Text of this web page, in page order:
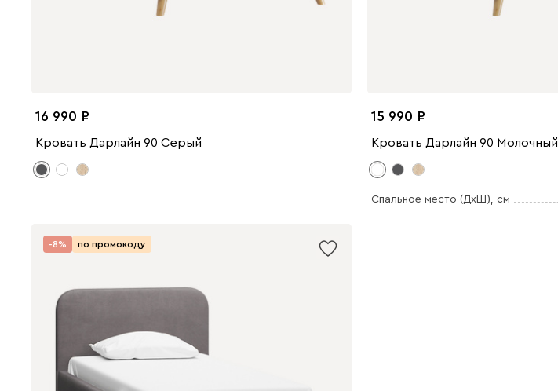
16 990
Кровать Дарлайн 90 Серый
15 990
Кровать Дарлайн 90 Молочный
Спальное место (ДхШ), см
-8% по промокоду